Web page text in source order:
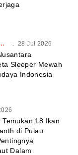
INDONESIA 28 Jul 2026
Sleeper Mewah
Indonesia
Temukan 18 Ikan
di Pulau
Dalam